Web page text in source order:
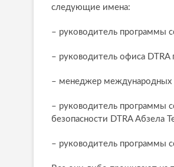
следующие имена:
– руководитель программы
– руководитель офиса
– менеджер международных
– руководитель программы
безопасности DTRA Абзела
– руководитель программы